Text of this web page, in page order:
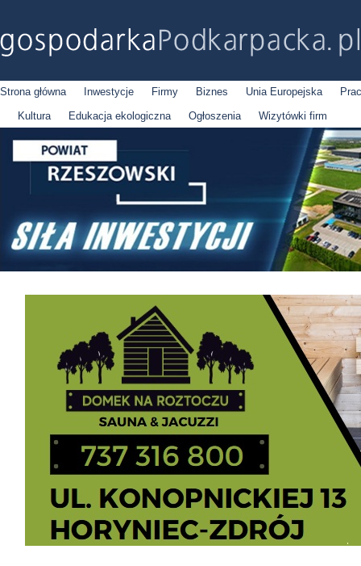
Strona główna Inwestycje Firmy Biznes Unia Europejska
Kultura
Edukacja ekologiczna Ogłoszenia Wizytówki firm